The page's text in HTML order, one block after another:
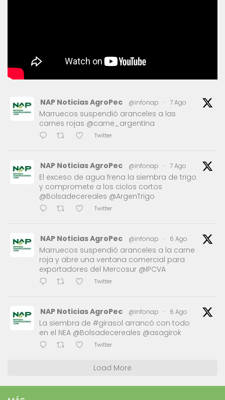
NAP Noticias AgroPec @infonap · 7 Ago
Marruecos suspendió aranceles a las
carnes rojas @carne_argentina
Twitter
NAP Noticias AgroPec @infonap · 7 Ago
El exceso de agua frena la siembra de trigo
y compromete a los ciclos cortos
@Bolsadecereales @ArgenTrigo
Twitter
NAP Noticias AgroPec @infonap · 6 Ago
Marruecos suspendió aranceles a la carne
roja y abre una ventana comercial para
exportadores del Mercosur @IPCVA
Twitter
NAP Noticias AgroPec @infonap · 6 Ago
La siembra de #girasol arrancó con todo
en el NEA @Bolsadecereales @asagirok
Twitter
Load More